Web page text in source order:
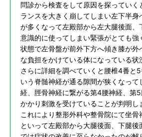
問診から検査をして原因を探っていく
ランスを大きく崩してしまい左下半身
が多くなって左殿部から左大腿後面、
意識的に使ってしまい緊張がとても強
状態で左骨盤が前外下方へ傾き膝が外
な負担をかけている体になっている状
さらに詳細を調べていくと腰椎4番と5
いう脊髄神経が通る隙間が狭くなって
経、脛骨神経に繋がる第4腰神経、第
かかり刺激を受けていることが判明し
これにより整形外科や整骨院にて坐骨
といって左殿部から大腿後面、下腿後